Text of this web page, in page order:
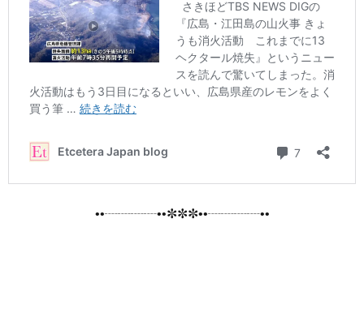
••┈┈┈┈••✼✼✼••┈┈┈┈••